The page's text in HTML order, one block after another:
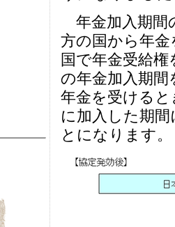
年金加入期間
方の国から年
国で年金受給
の年金加入期
年金を受ける
に加入した期
とになります。